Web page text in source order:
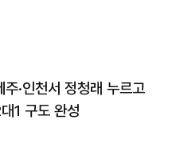
주·인천서 정청래 누르고
1 구도 완성